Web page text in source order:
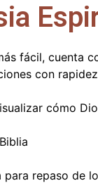
fácil, cuenta
con
cómo
repaso de